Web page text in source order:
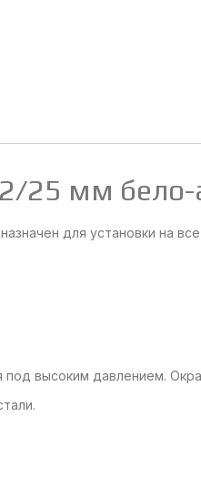
25 мм бело-
для установки на
высоким давлением.